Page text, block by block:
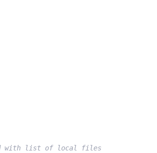
with list of local files